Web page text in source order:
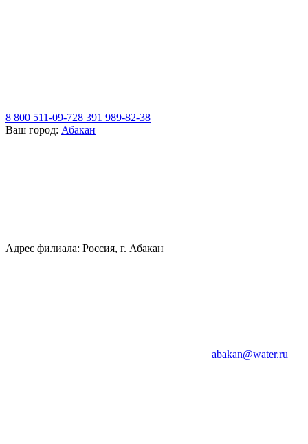
8 800 511-09-728 391 989-82-38
Ваш город: Абакан
Адрес филиала: Россия, г. Абакан
abakan@water.ru